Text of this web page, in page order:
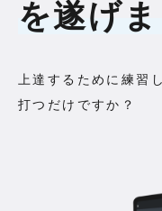
を遂げ
上達するために練習
打つだけですか？